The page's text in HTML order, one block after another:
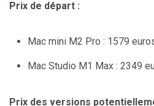
Prix de départ :
Mac mini M2 Pro : 1579
Mac Studio M1 Max : 2349
Prix des versions